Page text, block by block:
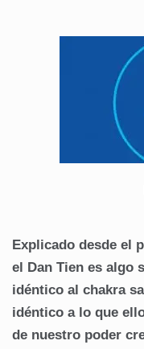
Explicado desde el
el Dan Tien es algo
idéntico al chakra
idéntico a lo que
de nuestro poder